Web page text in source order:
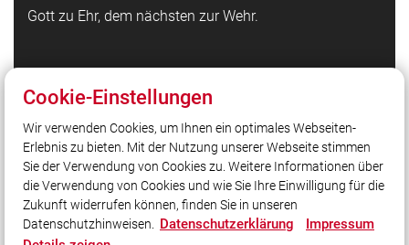
Gott zu Ehr, dem nächsten zur Wehr.
Feuerwehr Waldbrunn auf Facebook
Feuerwehr Waldbrunn auf Instagram
Kreisfeuerwehrverband Würzburg
Homepage Gemeinde Waldbrunn
Cookie-Einstellungen
Wir verwenden Cookies, um Ihnen ein optimales Webseiten-
Erlebnis zu bieten. Mit der Nutzung unserer Webseite stimmen
Sie der Verwendung von Cookies zu. Weitere Informationen über
die Verwendung von Cookies und wie Sie Ihre Einwilligung für die
Zukunft widerrufen können, finden Sie in unseren
Datenschutzhinweisen. Datenschutzerklärung
Impressum